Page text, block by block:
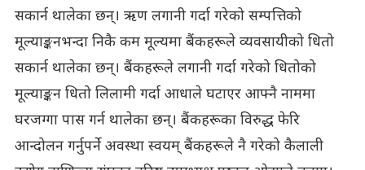
सकार्न थालेका छन्। ऋण लगानी गर्दा गरेको सम्पत्तिको
मूल्याङ्कनभन्दा निकै कम मूल्यमा बैंकहरूले व्यवसायीको धितो
सकार्न थालेका छन्। बैंकहरूले लगानी गर्दा गरेको धितोको
मूल्याङ्कन धितो लिलामी गर्दा आधाले घटाएर आफ्नै नाममा
घरजग्गा पास गर्न थालेका छन्। बैंकहरूका विरुद्ध फेरि
आन्दोलन गर्नुपर्ने अवस्था स्वयम् बैंकहरूले नै गरेको कैलाली